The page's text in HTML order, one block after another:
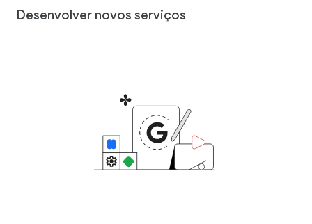
Desenvolver novos serviços